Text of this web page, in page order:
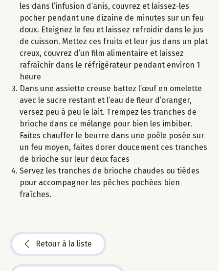
les dans l’infusion d’anis, couvrez et laissez-les
pocher pendant une dizaine de minutes sur un feu
doux. Eteignez le feu et laissez refroidir dans le jus
de cuisson. Mettez ces fruits et leur jus dans un plat
creux, couvrez d’un film alimentaire et laissez
rafraîchir dans le réfrigérateur pendant environ 1
heure
Dans une assiette creuse battez l’œuf en omelette
avec le sucre restant et l’eau de fleur d’oranger,
versez peu à peu le lait. Trempez les tranches de
brioche dans ce mélange pour bien les imbiber.
Faites chauffer le beurre dans une poêle posée sur
un feu moyen, faites dorer doucement ces tranches
de brioche sur leur deux faces
Servez les tranches de brioche chaudes ou tièdes
pour accompagner les pêches pochées bien
fraîches.
Retour à la liste